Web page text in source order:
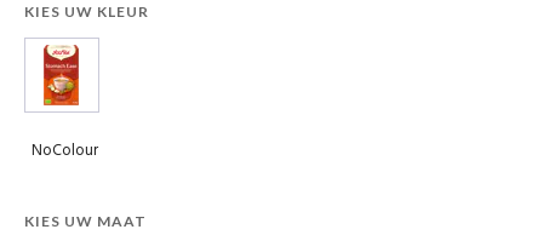
KIES UW KLEUR
NoColour
KIES UW MAAT